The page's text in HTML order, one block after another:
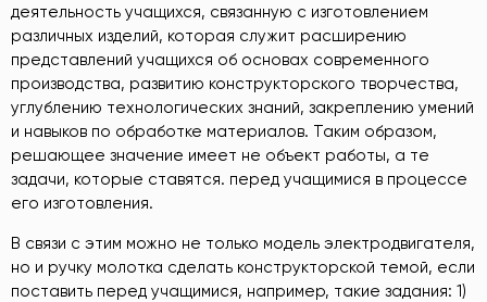
деятельность учащихся, связанную с изготовлением
различных изделий, которая служит расширению
представлений учащихся об основах современного
производства, развитию конструкторского творчества,
углублению технологических знаний, закреплению умений
и навыков по обработке материалов. Таким образом,
решающее значение имеет не объект работы, а те
задачи, которые ставятся. перед учащимися в процессе
его изготовления.
В связи с этим можно не только модель электродвигателя,
но и ручку молотка сделать конструкторской темой, если
поставить перед учащимися, например, такие задания: 1)